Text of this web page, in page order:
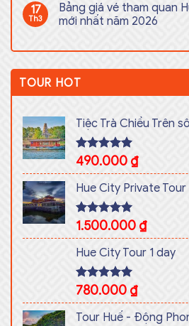
17
Th3
Bảng giá vé tham quan
mới nhất năm 2026
TOUR HOT
Tiệc Trà Chiều Trên
Rated5.00
out of 5
490.000 ₫
Hue City Private Tour
Rated 5.00
out of 5
1.500.000 ₫
Hue City Tour 1 day
Rated5.00
out of 5
780.000 ₫
Tour Huế - Động